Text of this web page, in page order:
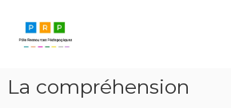
contenu
Pôle
Ressources
les
compétences
La compréhension